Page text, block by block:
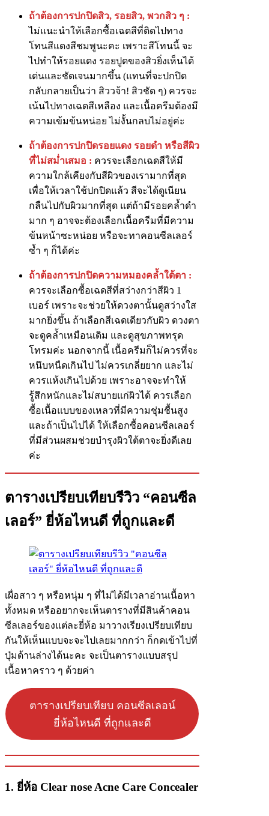
ถ้าต้องการปกปิดสิว, รอยสิว, พวกสิว ๆ :
ไม่แนะนำให้เลือกซื้อเฉดสีที่ติดไปทาง
โทนสีแดงสีชมพูนะคะ เพราะสีโทนนี้ จะ
ไปทำให้รอยแดง รอยปูดของสิวยิ่งเห็นได้
เด่นและชัดเจนมากขึ้น (แทนที่จะปกปิด
กลับกลายเป็นว่า สิววจ้า! สิวชัด ๆ) ควรจะ
เน้นไปทางเฉดสีเหลือง และเนื้อครีมต้องมี
ความเข้มข้นหน่อย ไม่งั้นกลบไม่อยู่ค่ะ
ถ้าต้องการปกปิดรอยแดง รอยดำ หรือสีผิว
ที่ไม่สม่ำเสมอ : ควรจะเลือกเฉดสีให้มี
ความใกล้เคียงกับสีผิวของเรามากที่สุด
เพื่อให้เวลาใช้ปกปิดแล้ว สีจะได้ดูเนียน
กลืนไปกับผิวมากที่สุด แต่ถ้ามีรอยคล้ำดำ
มาก ๆ อาจจะต้องเลือกเนื้อครีมที่มีความ
ข้นหน้าซะหน่อย หรือจะทาคอนซีลเลอร์
ซ้ำ ๆ ก็ได้ค่ะ
ถ้าต้องการปกปิดความหมองคล้ำใต้ตา :
ควรจะเลือกซื้อเฉดสีที่สว่างกว่าสีผิว 1
เบอร์ เพราะจะช่วยให้ดวงตานั้นดูสว่างใส
มากยิ่งขึ้น ถ้าเลือกสีเฉดเดียวกับผิว ดวงตา
จะดูคล้ำเหมือนเดิม และดูสุขภาพทรุด
โทรมค่ะ นอกจากนี้ เนื้อครีมก็ไม่ควรที่จะ
หนึบหนืดเกินไป ไม่ควรเกลี่ยยาก และไม่
ควรแห้งเกินไปด้วย เพราะอาจจะทำให้
รู้สึกหนักและไม่สบายแก่ผิวได้ ควรเลือก
ซื้อเนื้อแบบของเหลวที่มีความชุ่มชื้นสูง
และถ้าเป็นไปได้ ให้เลือกซื้อคอนซีลเลอร์
ที่มีส่วนผสมช่วยบำรุงผิวใต้ตาจะยิ่งดีเลย
ค่ะ
ตารางเปรียบเทียบรีวิว “คอนซีล
เลอร์” ยี่ห้อไหนดี ที่ถูกและดี
เผื่อสาว ๆ หรือหนุ่ม ๆ ที่ไม่ได้มีเวลาอ่านเนื้อหา
ทั้งหมด หรืออยากจะเห็นตารางที่มีสินค้าคอน
ซีลเลอร์ของแต่ละยี่ห้อ มาวางเรียงเปรียบเทียบ
กันให้เห็นแบบจะจะไปเลยมากกว่า ก็กดเข้าไปที่
ปุ่มด้านล่างได้นะคะ จะเป็นตารางแบบสรุป
เนื้อหาคราว ๆ ด้วยค่า
ตารางเปรียบเทียบ คอนซีลเลอน์
ยี่ห้อไหนดี ที่ถูกและดี
1. ยี่ห้อ Clear nose Acne Care Concealer